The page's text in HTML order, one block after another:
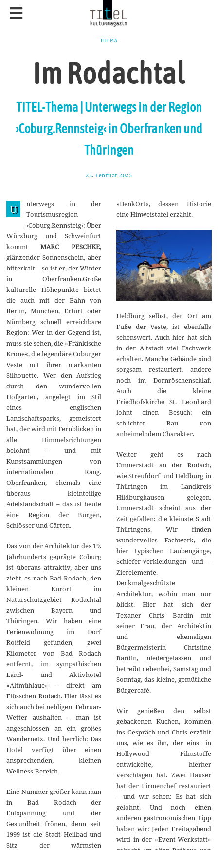
THEMA
Im Rodachtal
TITEL-Thema | Unterwegs in der Region
›Coburg.Rennsteig‹ in Oberfranken und
Thüringen
22. Februar 2025
r
z
2
2
5
U
nterwegs in der
Tourismusregion
›Coburg.Rennsteig‹: Über
Würzburg und Schweinfurt
kommtMARC PESCHKE,
glänzender Sonnenschein, aber
bitterkalt – so ist er, der Winter
in Oberfranken.Große
kulturelle Höhepunkte bietet
die auch mit der Bahn von
Berlin, München, Erfurt oder
Nürnberg schnell erreichbare
Region: Wer in der Gegend ist,
muss sie sehen, die »Fränkische
Krone«, die legendäre Coburger
Veste mit ihrer markanten
Silhouette. Wer den Aufstieg
durch den wundervollen
Hofgarten, angelegt im Stil
eines englischen
Landschaftsparks, gemeistert
hat, der wird mit Fernblicken in
alle Himmelsrichtungen
belohnt – und mit
Kunstsammlungen von
internationalem Rang.
Oberfranken, ehemals eine
überaus kleinteilige
Adelslandschaft – das ist heute
eine Region der Burgen,
Schlösser und Gärten.
Das von der Architektur des 19.
Jahrhunderts geprägte Coburg
ist überaus attraktiv, aber uns
zieht es nach Bad Rodach, den
kleinen Kurort im
Naturschutzgebiet Rodachtal
zwischen Bayern und
Thüringen. Wir haben eine
Ferienwohnung im Dorf
Roßfeld gefunden, zwei
Kilometer von Bad Rodach
entfernt, im sympathischen
Land- und Aktivhotel
»Altmühlaue« – direkt am
Flüsschen Rodach. Hier lässt es
sich auch bei nebligem Februar-
Wetter aushalten – man ist
angeschlossen an ein großes
Wandernetz. Und herrlich: Das
Hotel verfügt über einen
ansprechenden, kleinen
Wellness-Bereich.
Eine Nummer größer kann man
in Bad Rodach der
Entspannung und der
Gesundheit frönen, denn seit
1999 ist die Stadt Heilbad und
Sitz der wärmsten
»DenkOrt«, dessen Historie
eine Hinweistafel erzählt.
Heldburg selbst, der Ort am
Fuße der Veste, ist ebenfalls
sehenswert. Auch hier hat sich
in der Altstadt viel Fachwerk
erhalten. Manche Gebäude sind
sorgsam restauriert, andere
noch im Dornröschenschlaf.
Auch die kleine
Friedhofskirche St. Leonhard
lohnt einen Besuch: ein
schlichter Bau von
anheimelndem Charakter.
Weiter geht es nach
Ummerstadt an der Rodach,
wie Streufdorf und Heldburg in
Thüringen im Landkreis
Hildburghausen gelegen.
Ummerstadt scheint aus der
Zeit gefallen: die kleinste Stadt
Thüringens. Wir finden
wundervolles Fachwerk, die
hier typischen Laubengänge,
Schiefer-Verkleidungen und -
Zierelemente.
Denkmalgeschützte
Architektur, wohin man nur
blickt. Hier hat sich der
Texaner Chris Bardin mit
seiner Frau, der Architektin
und ehemaligen
Bürgermeisterin Christine
Bardin, niedergelassen und
betreibt nebenbei, Samstag und
Sonntag, das kleine, gemütliche
Bürgercafé.
Wir genießen den selbst
gebackenen Kuchen, kommen
ins Gespräch und Chris erzählt
uns, wie es ihn, der einst in
Hollywood Filmstoffe
entwickelte, hierher
verschlagen hat. Zwei Häuser
hat der Firmenchef restauriert
– und wir sehen: Es hat sich
gelohnt. Und noch einen
anderen gastronomischen Tipp
haben wir: Jeden Freitagabend
wird in der »Event-Werkstatt«